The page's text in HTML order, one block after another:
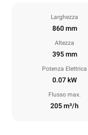
Larghezza
860 mm
Altezza
395 mm
Potenza Elettrica
0.07 kW
Flusso max.
205 m³/h